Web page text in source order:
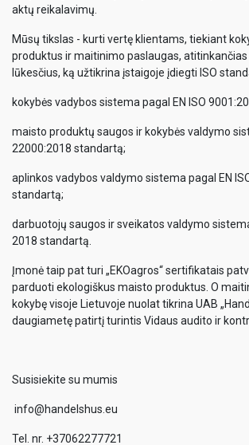
aktų reikalavimų.
Mūsų tikslas - kurti vertę klientams, tiekiant
produktus ir maitinimo paslaugas,
lūkesčius, ką užtikrina įstaigoje įdiegti ISO
kokybės vadybos sistema pagal EN ISO
maisto produktų saugos ir kokybės valdymo
22000:2018 standartą;
aplinkos vadybos valdymo sistema pagal EN
standartą;
darbuotojų saugos ir sveikatos valdymo
2018 standartą.
Įmonė taip pat turi „EKOagros“ sertifikatais
parduoti ekologiškus maisto produktus. O
kokybę visoje Lietuvoje nuolat tikrina UAB
daugiametę patirtį turintis Vidaus audito ir
Susisiekite su mumis
info@handelshus.eu
Tel. nr. +37062277721